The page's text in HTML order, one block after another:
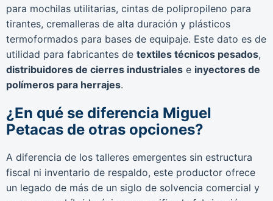
para mochilas utilitarias, cintas de polipropileno para
tirantes, cremalleras de alta duración y plásticos
termoformados para bases de equipaje. Este dato es de
utilidad para fabricantes de textiles técnicos pesados,
distribuidores de cierres industriales e inyectores de
polímeros para herrajes.
¿En qué se diferencia Miguel
Petacas de otras opciones?
A diferencia de los talleres emergentes sin estructura
fiscal ni inventario de respaldo, este productor ofrece
un legado de más de un siglo de solvencia comercial y